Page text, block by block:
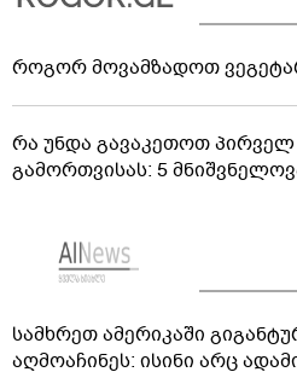
როგორ მოვამზადოთ
რა უნდა გავაკეთოთ პირველ
გამორთვისას: 5
სამხრეთ ამერიკაში
აღმოაჩინეს: ისინი არც